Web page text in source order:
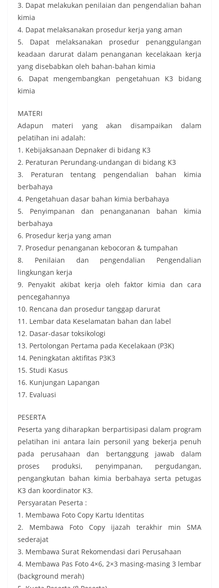
3. Dapat melakukan penilaian dan pengendalian bahan
kimia
4. Dapat melaksanakan prosedur kerja yang aman
5. Dapat melaksanakan prosedur penanggulangan
keadaan darurat dalam penanganan kecelakaan kerja
yang disebabkan oleh bahan-bahan kimia
6. Dapat mengembangkan pengetahuan K3 bidang
kimia
MATERI
Adapun materi yang akan disampaikan dalam
pelatihan ini adalah:
1. Kebijaksanaan Depnaker di bidang K3
2. Peraturan Perundang-undangan di bidang K3
3. Peraturan tentang pengendalian bahan kimia
berbahaya
4. Pengetahuan dasar bahan kimia berbahaya
5. Penyimpanan dan penangananan bahan kimia
berbahaya
6. Prosedur kerja yang aman
7. Prosedur penanganan kebocoran & tumpahan
8. Penilaian dan pengendalian Pengendalian
lingkungan kerja
9. Penyakit akibat kerja oleh faktor kimia dan cara
pencegahannya
10. Rencana dan prosedur tanggap darurat
11. Lembar data Keselamatan bahan dan label
12. Dasar-dasar toksikologi
13. Pertolongan Pertama pada Kecelakaan (P3K)
14. Peningkatan aktifitas P3K3
15. Studi Kasus
16. Kunjungan Lapangan
17. Evaluasi
PESERTA
Peserta yang diharapkan berpartisipasi dalam program
pelatihan ini antara lain personil yang bekerja penuh
pada perusahaan dan bertanggung jawab dalam
proses produksi, penyimpanan, pergudangan,
pengangkutan bahan kimia berbahaya serta petugas
K3 dan koordinator K3.
Persyaratan Peserta :
1. Membawa Foto Copy Kartu Identitas
2. Membawa Foto Copy ijazah terakhir min SMA
sederajat
3. Membawa Surat Rekomendasi dari Perusahaan
4. Membawa Pas Foto 4×6, 2×3 masing-masing 3 lembar
(background merah)